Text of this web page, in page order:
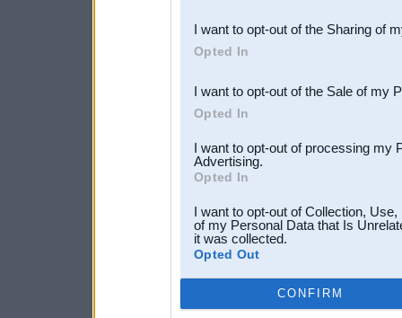
Downstream Participants
third parties.
I want to opt-out of the Sharing of
Opted In
I want to opt-out of the Sale of my
Opted In
I want to opt-out of processing my
Advertising.
Opted In
I want to opt-out of Collection,
of my Personal Data that Is
it was collected.
Opted Out
CONFIRM